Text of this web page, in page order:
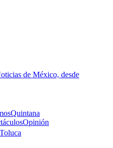
de México, desde
Quintana
Opinión
Toluca